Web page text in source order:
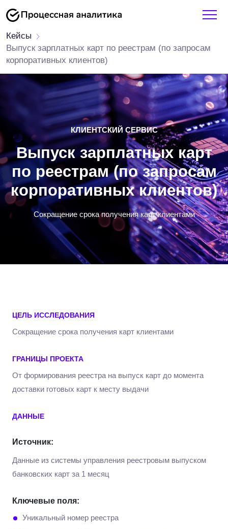
Кейсы
Выпуск зарплатных карт по реестрам (по запросам
корпоративных клиентов)
КЛИЕНТСКИЙ СЕРВИС
Выпуск зарплатных карт
по реестрам (по запросам
корпоративных клиентов)
Сокращение срока получения карт клиентами
ЦЕЛЬ ИССЛЕДОВАНИЯ
Сокращение срока получения карт клиентами
ГРАНИЦЫ ПРОЕКТА
От формирования реестра на выпуск карт до момента
доставки готовых карт к месту выдачи
ДАННЫЕ
Источник:
Данные из системы управления реестровым выпуском
банковских карт за 1 месяц
Ключевые поля:
Уникальный номер реестра